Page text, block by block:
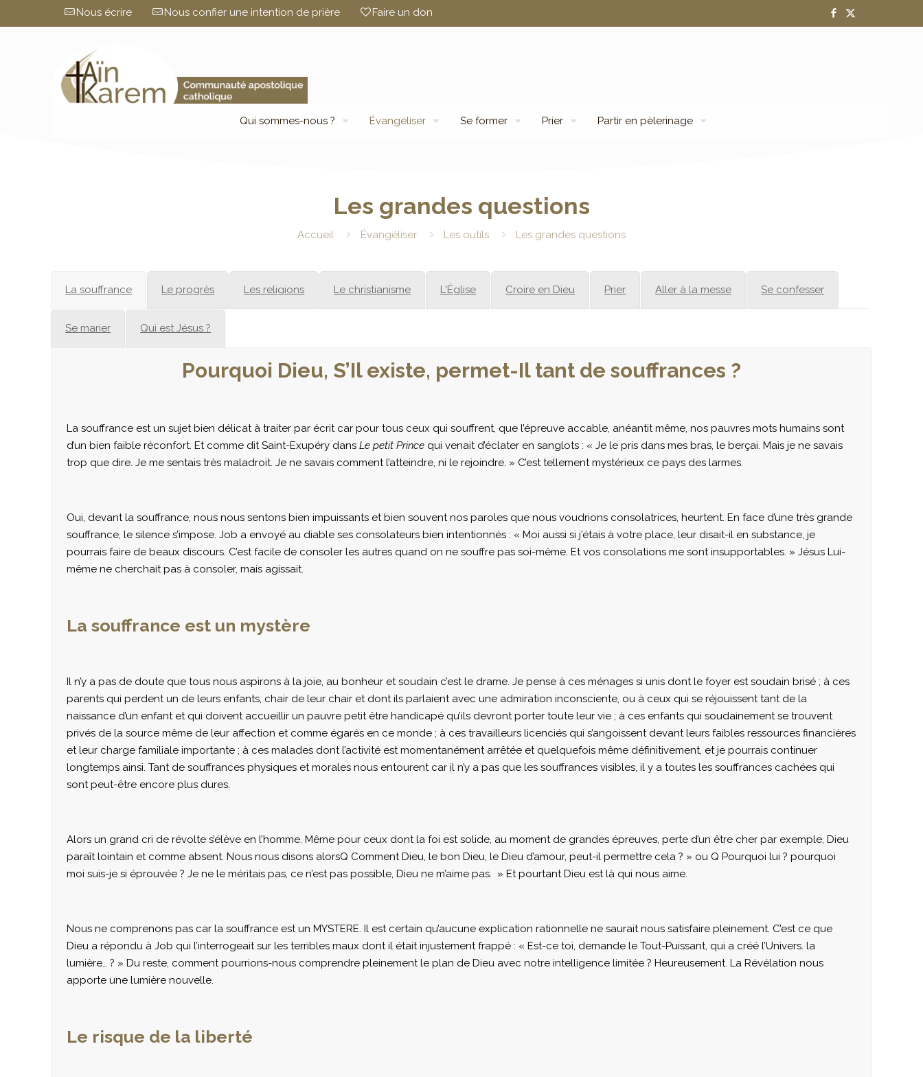
Nous écrire Nous confier une intention de prière Faire un don
Qui sommes-nous ? Évangéliser Se former Prier Partir en pèlerinage
Les grandes questions
Accueil Évangéliser Les outils Les grandes questions
La souffrance Le progrès Les religions Le christianisme L'Église Croire en Dieu Prier Aller à la messe Se confesser
Se marier Qui est Jésus ?
Pourquoi Dieu, S’Il existe, permet-Il tant de souffrances ?
La souffrance est un sujet bien délicat à traiter par écrit car pour tous ceux qui souffrent, que l’épreuve accable, anéantit même, nos pauvres mots humains sont
d’un bien faible réconfort. Et comme dit Saint-Exupéry dans Le petit Prince qui venait d’éclater en sanglots : « Je le pris dans mes bras, le berçai. Mais je ne savais
trop que dire. Je me sentais très maladroit. Je ne savais comment l’atteindre, ni le rejoindre. » C’est tellement mystérieux ce pays des larmes.
Oui, devant la souffrance, nous nous sentons bien impuissants et bien souvent nos paroles que nous voudrions consolatrices, heurtent. En face d’une très grande
souffrance, le silence s’impose. Job a envoyé au diable ses consolateurs bien intentionnés : « Moi aussi si j’étais à votre place, leur disait-il en substance, je
pourrais faire de beaux discours. C’est facile de consoler les autres quand on ne souffre pas soi-même. Et vos consolations me sont insupportables. » Jésus Lui-
même ne cherchait pas à consoler, mais agissait.
La souffrance est un mystère
Il n’y a pas de doute que tous nous aspirons à la joie, au bonheur et soudain c’est le drame. Je pense à ces ménages si unis dont le foyer est soudain brisé ; à ces
parents qui perdent un de leurs enfants, chair de leur chair et dont ils parlaient avec une admiration inconsciente, ou à ceux qui se réjouissent tant de la
naissance d’un enfant et qui doivent accueillir un pauvre petit être handicapé qu’ils devront porter toute leur vie ; à ces enfants qui soudainement se trouvent
privés de la source même de leur affection et comme égarés en ce monde ; à ces travailleurs licenciés qui s’angoissent devant leurs faibles ressources financières
et leur charge familiale importante ; à ces malades dont l’activité est momentanément arrêtée et quelquefois même définitivement, et je pourrais continuer
longtemps ainsi. Tant de souffrances physiques et morales nous entourent car il n’y a pas que les souffrances visibles, il y a toutes les souffrances cachées qui
sont peut-être encore plus dures.
Alors un grand cri de révolte s’élève en l’homme. Même pour ceux dont la foi est solide, au moment de grandes épreuves, perte d’un être cher par exemple, Dieu
paraît lointain et comme absent. Nous nous disons alorsQ Comment Dieu, le bon Dieu, le Dieu d’amour, peut-il permettre cela ? » ou Q Pourquoi lui ? pourquoi
moi suis-je si éprouvée ? Je ne le méritais pas, ce n’est pas possible, Dieu ne m’aime pas. » Et pourtant Dieu est là qui nous aime.
Nous ne comprenons pas car la souffrance est un MYSTERE. Il est certain qu’aucune explication rationnelle ne saurait nous satisfaire pleinement. C’est ce que
Dieu a répondu à Job qui l’interrogeait sur les terribles maux dont il était injustement frappé : « Est-ce toi, demande le Tout-Puissant, qui a créé l’Univers. la
lumière… ? » Du reste, comment pourrions-nous comprendre pleinement le plan de Dieu avec notre intelligence limitée ? Heureusement. La Révélation nous
apporte une lumière nouvelle.
Le risque de la liberté